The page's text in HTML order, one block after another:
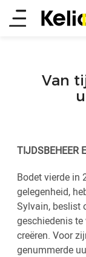
Skip
Main
Van
TIJDSBEHEER
Bodet vierde in
gelegenheid,
Sylvain, beslist
geschiedenis
creëren. Voor
genummerde